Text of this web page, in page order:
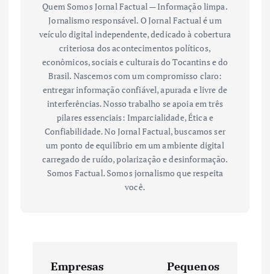
Quem Somos Jornal Factual — Informação limpa.
Jornalismo responsável. O Jornal Factual é um
veículo digital independente, dedicado à cobertura
criteriosa dos acontecimentos políticos,
econômicos, sociais e culturais do Tocantins e do
Brasil. Nascemos com um compromisso claro:
entregar informação confiável, apurada e livre de
interferências. Nosso trabalho se apoia em três
pilares essenciais: Imparcialidade, Ética e
Confiabilidade. No Jornal Factual, buscamos ser
um ponto de equilíbrio em um ambiente digital
carregado de ruído, polarização e desinformação.
Somos Factual. Somos jornalismo que respeita
você.
Empresas
Pequenos